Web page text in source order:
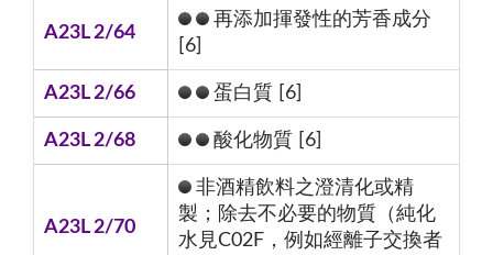
A23L 2/64
再添加揮發性的芳香成分
[6]
A23L 2/66 蛋白質 [6]
A23L 2/68 酸化物質 [6]
A23L 2/70
非酒精飲料之澄清化或精
製；除去不必要的物質（純化
水見C02F，例如經離子交換者